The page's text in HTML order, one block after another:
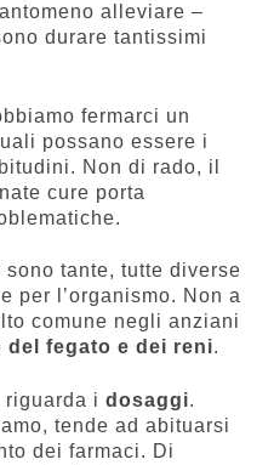
alleviare –
durare tantissimi
fermarci un
possano essere i
Non di rado, il
cure porta
tante, tutte diverse
per l’organismo. Non a
comune negli anziani
del fegato e dei reni.
riguarda i dosaggi.
tende ad abituarsi
dei farmaci. Di